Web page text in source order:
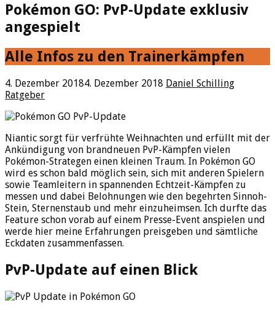
Pokémon GO: PvP-Update exklusiv
angespielt
Alle Infos zu den Trainerkämpfen
4. Dezember 20184. Dezember 2018 Daniel Schilling
Ratgeber
Niantic sorgt für verfrühte Weihnachten und erfüllt mit der
Ankündigung von brandneuen PvP-Kämpfen vielen
Pokémon-Strategen einen kleinen Traum. In Pokémon GO
wird es schon bald möglich sein, sich mit anderen Spielern
sowie Teamleitern in spannenden Echtzeit-Kämpfen zu
messen und dabei Belohnungen wie den begehrten Sinnoh-
Stein, Sternenstaub und mehr einzuheimsen. Ich durfte das
Feature schon vorab auf einem Presse-Event anspielen und
werde hier meine Erfahrungen preisgeben und sämtliche
Eckdaten zusammenfassen.
PvP-Update auf einen Blick